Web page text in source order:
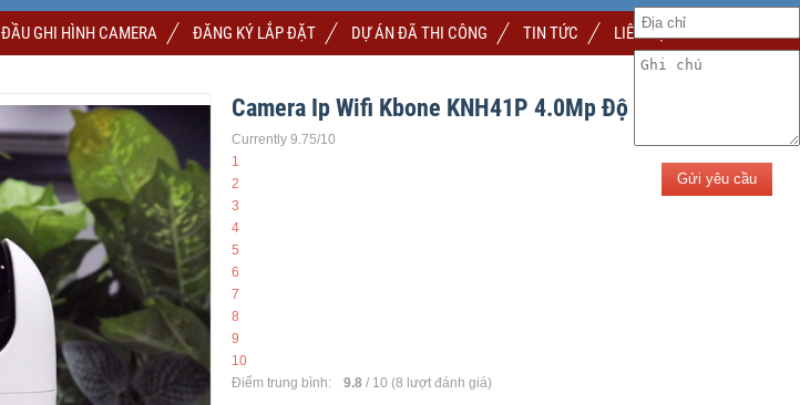
ĐẦU GHI HÌNH CAMERA ĐĂNG KÝ LẮP ĐẶT DỰ ÁN ĐÃ THI CÔNG TIN TỨC LIÊN HỆ
Camera Ip Wifi Kbone KNH41P 4.0Mp Độ Nét Cao
Currently 9.75/10
1
2
3
4
5
6
7
8
9
10
Điểm trung bình:
9.8 / 10 (8 lượt đánh giá)
Gửi yêu cầu